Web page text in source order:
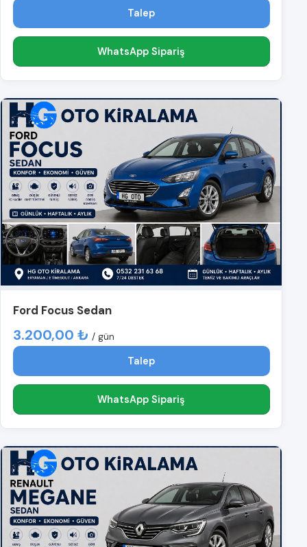
Talep
WhatsApp Sipariş
Ford Focus Sedan
3.200,00 ₺ / gün
Talep
WhatsApp Sipariş